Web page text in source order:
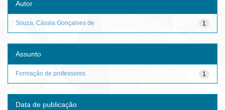
Autor
1
Souza, Cássia Gonçalves de
Assunto
1
Formação de professores
Data de publicação